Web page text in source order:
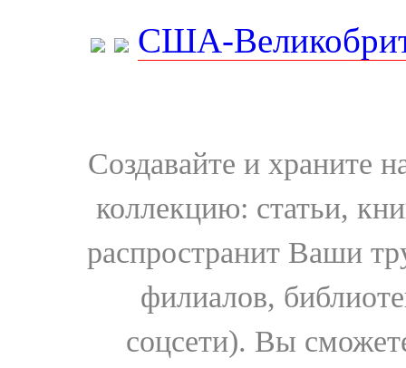
США-
Создавайте и храните
коллекцию: статьи,
распространит Ваши
филиалов,
соцсети). Вы